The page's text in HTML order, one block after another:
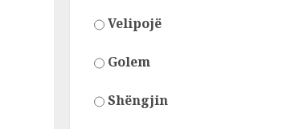
Velipojë
Golem
Shëngjin